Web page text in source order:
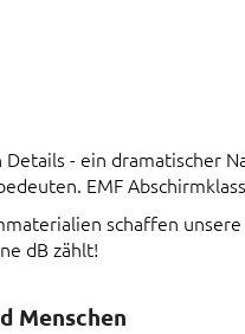
- ein dramatischer
EMF
schaffen
dB zählt!
Menschen